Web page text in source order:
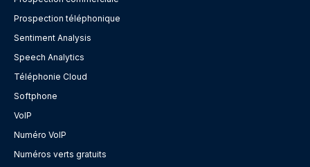
Prospection téléphonique
Sentiment Analysis
Speech Analytics
Téléphonie Cloud
Softphone
VoIP
Numéro VoIP
Numéros verts gratuits